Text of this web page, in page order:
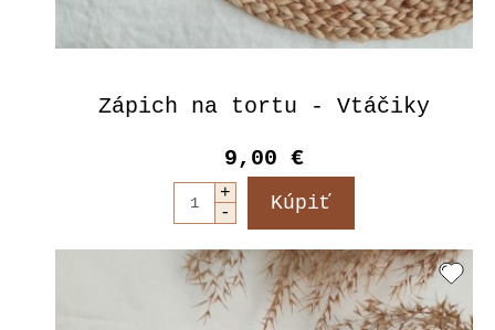
Zápich na tortu - Vtáčiky
9,00 €